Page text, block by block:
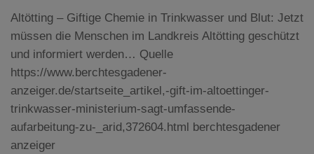
Altötting – Giftige Chemie in Trinkwasser und Blut: Jetzt
müssen die Menschen im Landkreis Altötting geschützt
und informiert werden… Quelle
https://www.berchtesgadener-
anzeiger.de/startseite_artikel,-gift-im-altoettinger-
trinkwasser-ministerium-sagt-umfassende-
aufarbeitung-zu-_arid,372604.html berchtesgadener
anzeiger